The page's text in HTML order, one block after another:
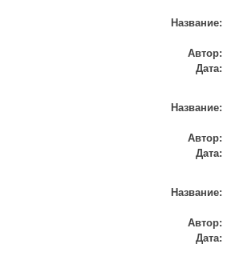
Название:
Автор:
Дата:
Название:
Автор:
Дата:
Название:
Автор:
Дата: